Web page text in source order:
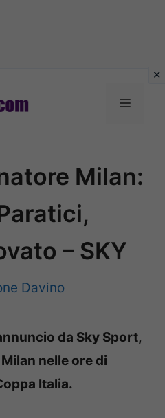
Menu
Milan:
– SKY
Davino
da Sky Sport,
nelle ore di
Italia.